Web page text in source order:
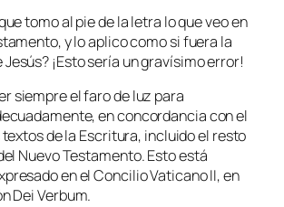
tomo al pie de la letra lo que veo en
y lo aplico como si fuera la
¡Esto sería un gravísimo error!
siempre el faro de luz para
en concordancia con el
textos de la Escritura, incluido el resto
Nuevo Testamento. Esto está
en el Concilio Vaticano II, en
Dei Verbum.